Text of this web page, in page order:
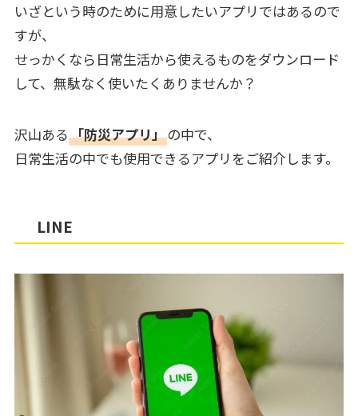
いざという時のために用意したいアプリではあるので
すが、
せっかくなら日常生活から使えるものをダウンロード
して、無駄なく使いたくありませんか？
沢山ある「防災アプリ」の中で、
日常生活の中でも使用できるアプリをご紹介します。
LINE